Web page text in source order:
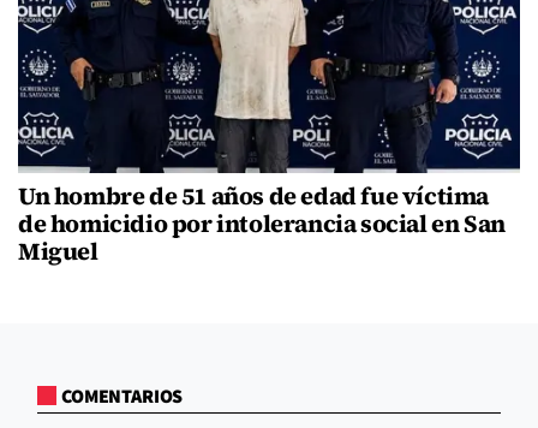
Un hombre de 51 años de edad fue víctima
de homicidio por intolerancia social en San
Miguel
COMENTARIOS